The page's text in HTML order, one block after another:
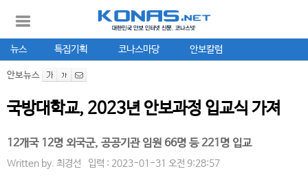
뉴스 특집기획 코나스마당 안보칼럼
안보뉴스
국방대학교, 2023년 안보과정 입교식 가져
12개국 12명 외국군, 공공기관 임원 66명 등 221명 입교
Written by. 최경선 입력 : 2023-01-31 오전 9:28:57